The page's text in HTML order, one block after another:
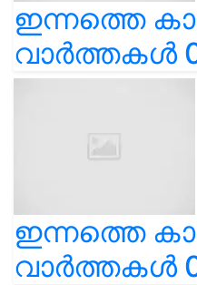
ഇന്നത്തെ
വാർത്തകൾ
ഇന്നത്തെ
വാർത്തകൾ